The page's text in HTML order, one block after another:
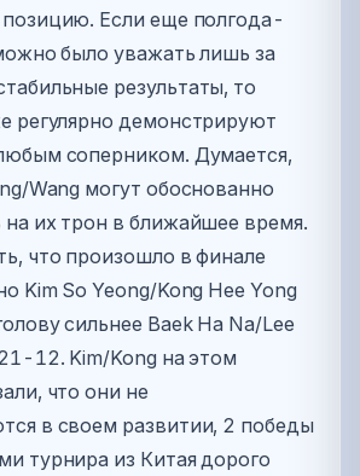
Если еще полгода-
было уважать лишь за
результаты, то
регулярно демонстрируют
соперником. Думается,
Wang могут обоснованно
на их трон в ближайшее время.
что произошло в финале
Kim So Yeong/Kong Hee Yong
сильнее Baek Ha Na/Lee
12. Kim/Kong на этом
что они не
в своем развитии, 2 победы
турнира из Китая дорого